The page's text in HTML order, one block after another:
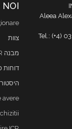
Aleea
Tel.: (+4)
NOI
צוות
מבנה ICR
דוחות
avere